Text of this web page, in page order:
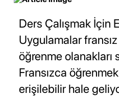
Ders Çalışmak İçin
Uygulamalar
öğrenme olanakları
Fransızca
erişilebilir hale